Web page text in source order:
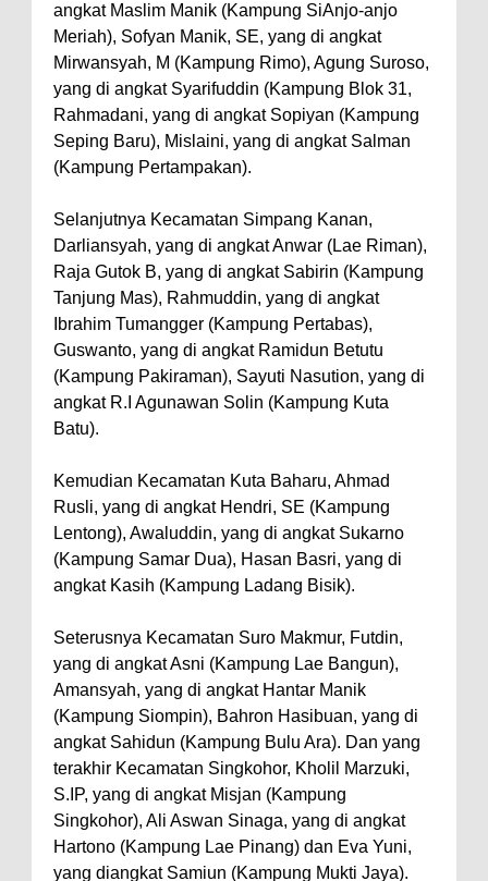
angkat Maslim Manik (Kampung SiAnjo-anjo
Meriah), Sofyan Manik, SE, yang di angkat
Mirwansyah, M (Kampung Rimo), Agung Suroso,
yang di angkat Syarifuddin (Kampung Blok 31,
Rahmadani, yang di angkat Sopiyan (Kampung
Seping Baru), Mislaini, yang di angkat Salman
(Kampung Pertampakan).
Selanjutnya Kecamatan Simpang Kanan,
Darliansyah, yang di angkat Anwar (Lae Riman),
Raja Gutok B, yang di angkat Sabirin (Kampung
Tanjung Mas), Rahmuddin, yang di angkat
Ibrahim Tumangger (Kampung Pertabas),
Guswanto, yang di angkat Ramidun Betutu
(Kampung Pakiraman), Sayuti Nasution, yang di
angkat R.I Agunawan Solin (Kampung Kuta
Batu).
Kemudian Kecamatan Kuta Baharu, Ahmad
Rusli, yang di angkat Hendri, SE (Kampung
Lentong), Awaluddin, yang di angkat Sukarno
(Kampung Samar Dua), Hasan Basri, yang di
angkat Kasih (Kampung Ladang Bisik).
Seterusnya Kecamatan Suro Makmur, Futdin,
yang di angkat Asni (Kampung Lae Bangun),
Amansyah, yang di angkat Hantar Manik
(Kampung Siompin), Bahron Hasibuan, yang di
angkat Sahidun (Kampung Bulu Ara). Dan yang
terakhir Kecamatan Singkohor, Kholil Marzuki,
S.IP, yang di angkat Misjan (Kampung
Singkohor), Ali Aswan Sinaga, yang di angkat
Hartono (Kampung Lae Pinang) dan Eva Yuni,
yang diangkat Samiun (Kampung Mukti Jaya).